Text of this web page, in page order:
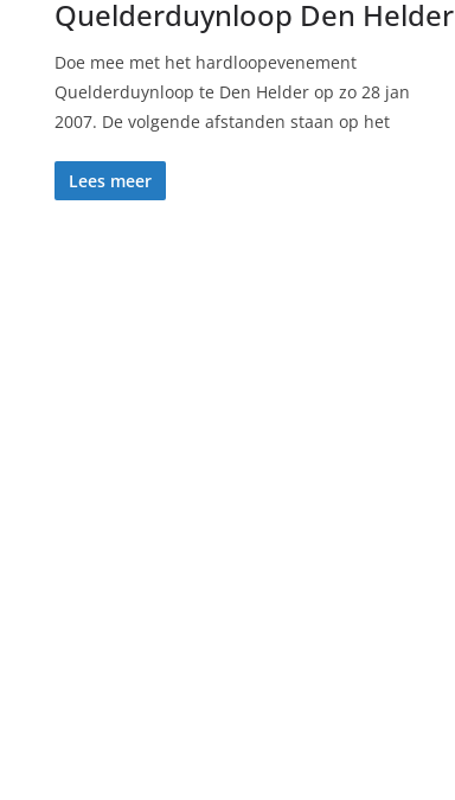
Quelderduynloop Den Helder
Doe mee met het hardloopevenement
Quelderduynloop te Den Helder op zo 28 jan
2007. De volgende afstanden staan op het
Lees meer